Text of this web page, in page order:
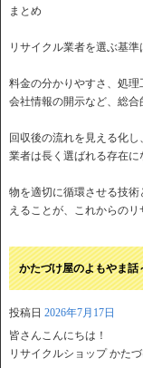
まとめ
リサイクル業者を選ぶ基準
料金の分かりやすさ、処理
会社情報の開示など、総合
回収後の流れを見える化
業者は長く選ばれる存在に
物を適切に循環させる技
えることが、これからのリ
かたづけ屋のよもやま話
投稿日 2026年7月17日
皆さんこんにちは！
リサイクルショップ かた